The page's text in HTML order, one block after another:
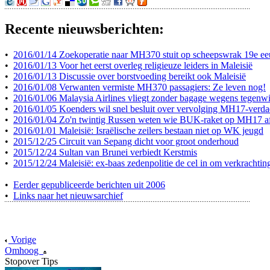
Recente nieuwsberichten:
• 2016/01/14 Zoekoperatie naar MH370 stuit op scheepswrak 19e
• 2016/01/13 Voor het eerst overleg religieuze leiders in Maleisië
• 2016/01/13 Discussie over borstvoeding bereikt ook Maleisië
• 2016/01/08 Verwanten vermiste MH370 passagiers: Ze leven nog!
• 2016/01/06 Malaysia Airlines vliegt zonder bagage wegens
• 2016/01/05 Koenders wil snel besluit over vervolging MH17-
• 2016/01/04 Zo'n twintig Russen weten wie BUK-raket op MH17
• 2016/01/01 Maleisië: Israëlische zeilers bestaan niet op WK jeugd
• 2015/12/25 Circuit van Sepang dicht voor groot onderhoud
• 2015/12/24 Sultan van Brunei verbiedt Kerstmis
• 2015/12/24 Maleisië: ex-baas zedenpolitie de cel in om
• Eerder gepubliceerde berichten uit 2006
• Links naar het nieuwsarchief
Vorige
Omhoog
Stopover Tips